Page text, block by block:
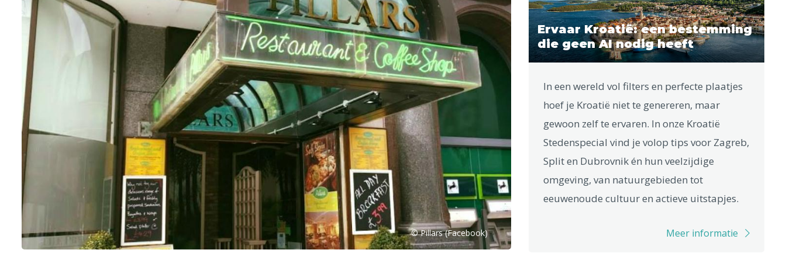
© Pillars (Facebook)
Ervaar Kroatië: een bestemming
die geen AI nodig heeft
In een wereld vol filters en perfecte plaatjes
hoef je Kroatië niet te genereren, maar
gewoon zelf te ervaren. In onze Kroatië
Stedenspecial vind je volop tips voor Zagreb,
Split en Dubrovnik én hun veelzijdige
omgeving, van natuurgebieden tot
eeuwenoude cultuur en actieve uitstapjes.
Meer informatie